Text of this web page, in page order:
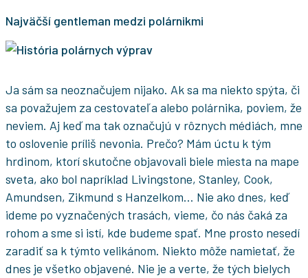
Najväčší gentleman medzi polárnikmi
Ja sám sa neoznačujem nijako. Ak sa ma niekto spýta, či
sa považujem za cestovateľa alebo polárnika, poviem, že
neviem. Aj keď ma tak označujú v rôznych médiách, mne
to oslovenie príliš nevonia. Prečo? Mám úctu k tým
hrdinom, ktorí skutočne objavovali biele miesta na mape
sveta, ako bol napríklad Livingstone, Stanley, Cook,
Amundsen, Zikmund s Hanzelkom… Nie ako dnes, keď
ideme po vyznačených trasách, vieme, čo nás čaká za
rohom a sme si istí, kde budeme spať. Mne prosto nesedí
zaradiť sa k týmto velikánom. Niekto môže namietať, že
dnes je všetko objavené. Nie je a verte, že tých bielych